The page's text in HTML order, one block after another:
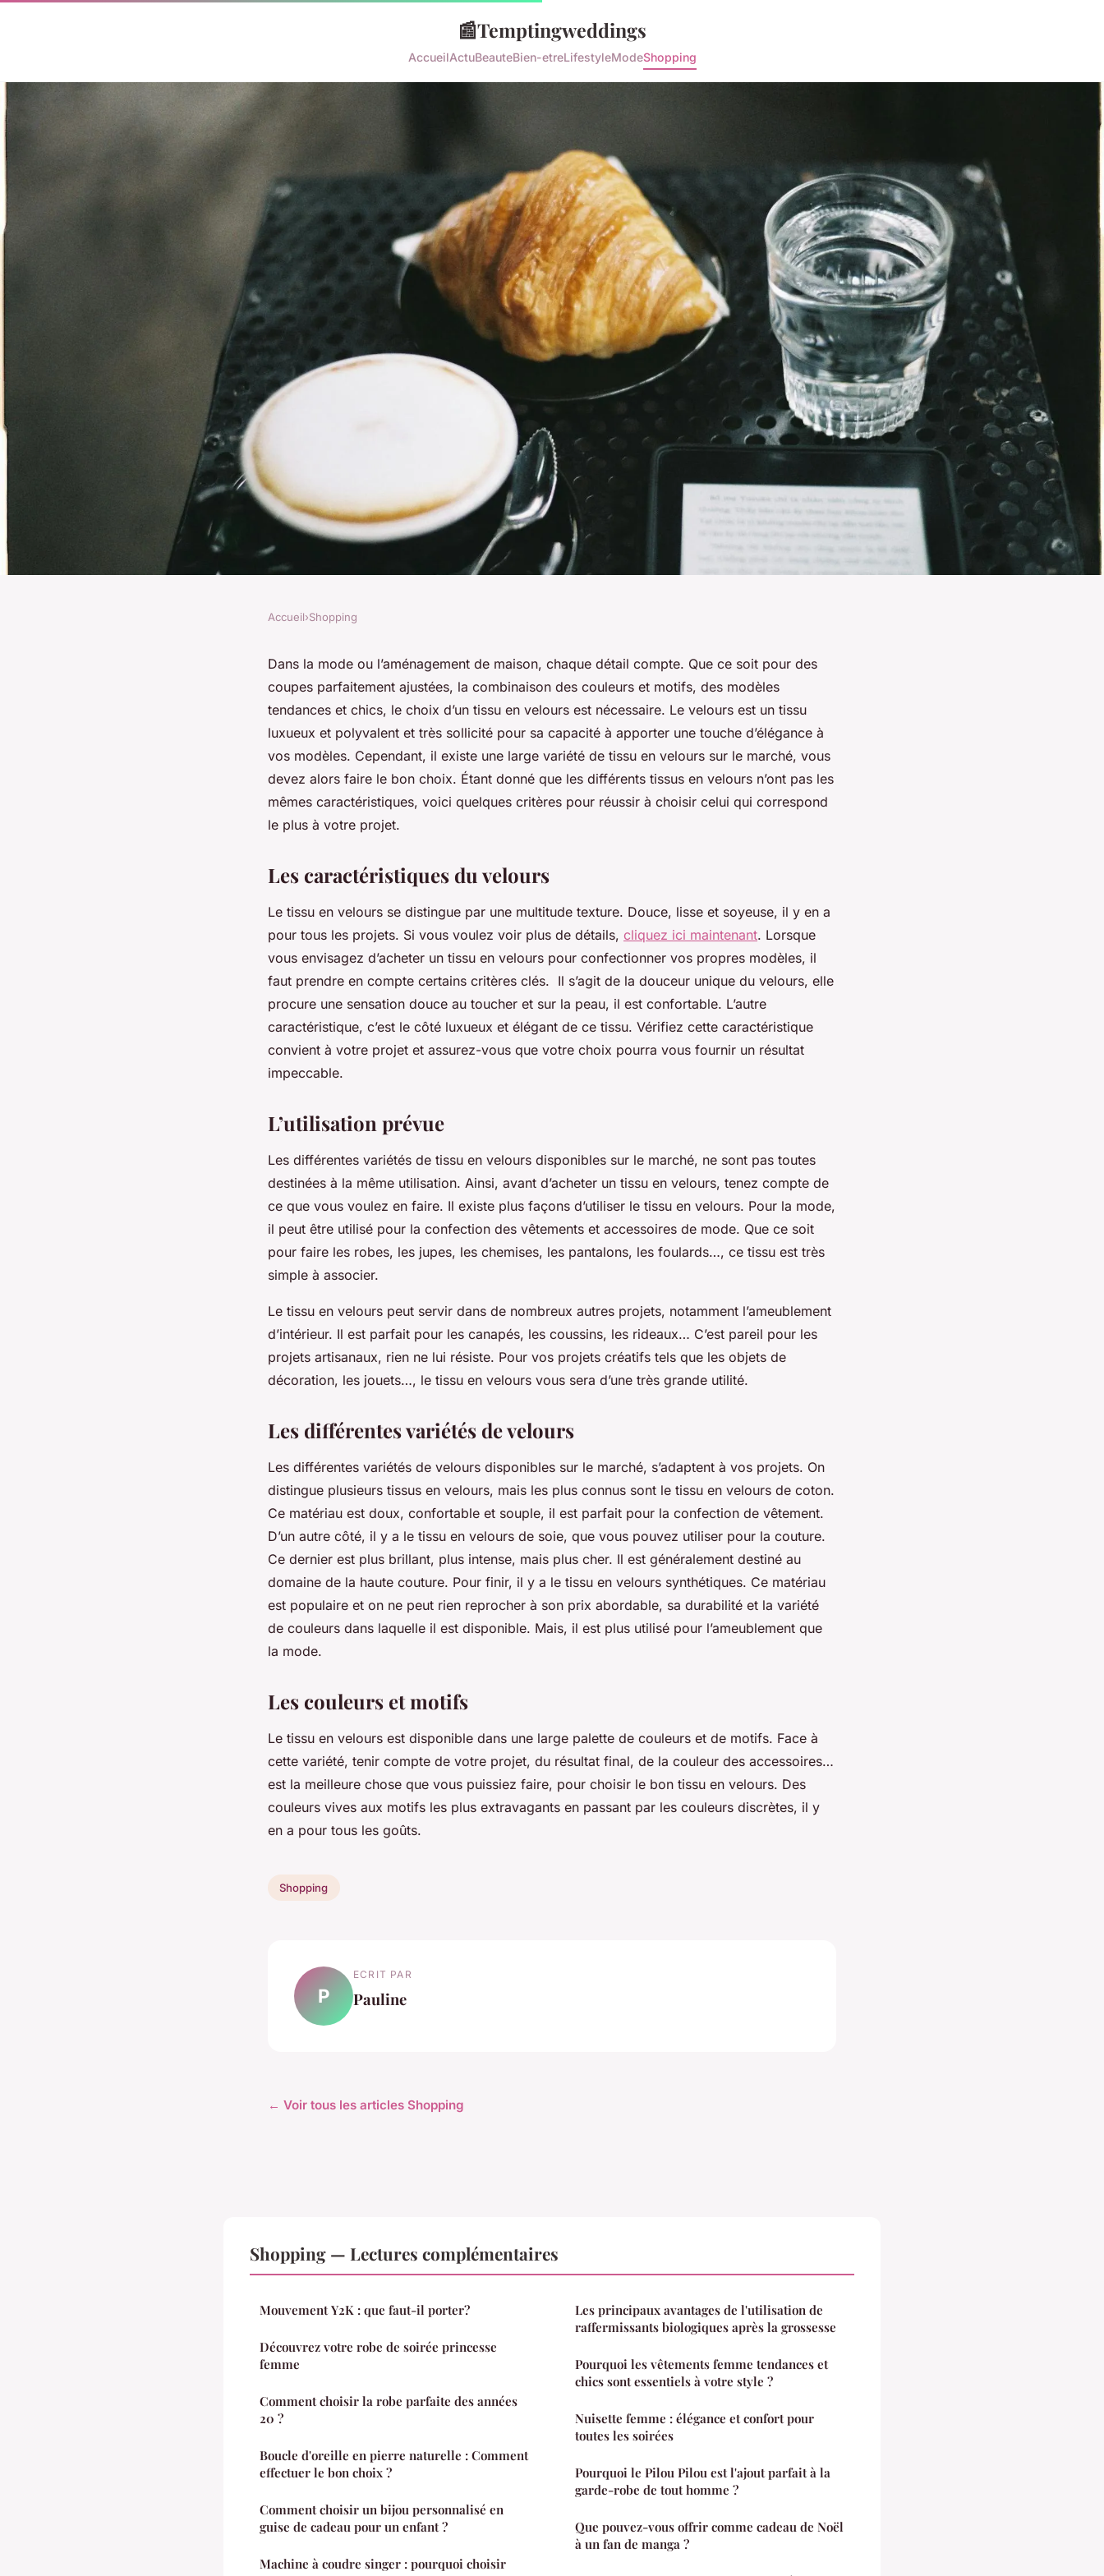
📰Temptingweddings
AccueilActuBeauteBien-etreLifestyleModeShopping
Comment choisir un tissu en velours ?
Accueil›Shopping
Dans la mode ou l’aménagement de maison, chaque détail compte. Que ce soit pour des
coupes parfaitement ajustées, la combinaison des couleurs et motifs, des modèles
tendances et chics, le choix d’un tissu en velours est nécessaire. Le velours est un tissu
luxueux et polyvalent et très sollicité pour sa capacité à apporter une touche d’élégance à
vos modèles. Cependant, il existe une large variété de tissu en velours sur le marché, vous
devez alors faire le bon choix. Étant donné que les différents tissus en velours n’ont pas les
mêmes caractéristiques, voici quelques critères pour réussir à choisir celui qui correspond
le plus à votre projet.
Les caractéristiques du velours
Le tissu en velours se distingue par une multitude texture. Douce, lisse et soyeuse, il y en a
pour tous les projets. Si vous voulez voir plus de détails, cliquez ici maintenant. Lorsque
vous envisagez d’acheter un tissu en velours pour confectionner vos propres modèles, il
faut prendre en compte certains critères clés. Il s’agit de la douceur unique du velours, elle
procure une sensation douce au toucher et sur la peau, il est confortable. L’autre
caractéristique, c’est le côté luxueux et élégant de ce tissu. Vérifiez cette caractéristique
convient à votre projet et assurez-vous que votre choix pourra vous fournir un résultat
impeccable.
L’utilisation prévue
Les différentes variétés de tissu en velours disponibles sur le marché, ne sont pas toutes
destinées à la même utilisation. Ainsi, avant d’acheter un tissu en velours, tenez compte de
ce que vous voulez en faire. Il existe plus façons d’utiliser le tissu en velours. Pour la mode,
il peut être utilisé pour la confection des vêtements et accessoires de mode. Que ce soit
pour faire les robes, les jupes, les chemises, les pantalons, les foulards…, ce tissu est très
simple à associer.
Le tissu en velours peut servir dans de nombreux autres projets, notamment l’ameublement
d’intérieur. Il est parfait pour les canapés, les coussins, les rideaux… C’est pareil pour les
projets artisanaux, rien ne lui résiste. Pour vos projets créatifs tels que les objets de
décoration, les jouets…, le tissu en velours vous sera d’une très grande utilité.
Les différentes variétés de velours
Les différentes variétés de velours disponibles sur le marché, s’adaptent à vos projets. On
distingue plusieurs tissus en velours, mais les plus connus sont le tissu en velours de coton.
Ce matériau est doux, confortable et souple, il est parfait pour la confection de vêtement.
D’un autre côté, il y a le tissu en velours de soie, que vous pouvez utiliser pour la couture.
Ce dernier est plus brillant, plus intense, mais plus cher. Il est généralement destiné au
domaine de la haute couture. Pour finir, il y a le tissu en velours synthétiques. Ce matériau
est populaire et on ne peut rien reprocher à son prix abordable, sa durabilité et la variété
de couleurs dans laquelle il est disponible. Mais, il est plus utilisé pour l’ameublement que
la mode.
Les couleurs et motifs
Le tissu en velours est disponible dans une large palette de couleurs et de motifs. Face à
cette variété, tenir compte de votre projet, du résultat final, de la couleur des accessoires…
est la meilleure chose que vous puissiez faire, pour choisir le bon tissu en velours. Des
couleurs vives aux motifs les plus extravagants en passant par les couleurs discrètes, il y
en a pour tous les goûts.
Shopping
P
ECRIT PAR
Pauline
← Voir tous les articles Shopping
Shopping — Lectures complémentaires
Mouvement Y2K : que faut-il porter?
Découvrez votre robe de soirée princesse
femme
Comment choisir la robe parfaite des années
20 ?
Boucle d'oreille en pierre naturelle : Comment
effectuer le bon choix ?
Comment choisir un bijou personnalisé en
guise de cadeau pour un enfant ?
Machine à coudre singer : pourquoi choisir
Les principaux avantages de l'utilisation de
raffermissants biologiques après la grossesse
Pourquoi les vêtements femme tendances et
chics sont essentiels à votre style ?
Nuisette femme : élégance et confort pour
toutes les soirées
Pourquoi le Pilou Pilou est l'ajout parfait à la
garde-robe de tout homme ?
Que pouvez-vous offrir comme cadeau de Noël
à un fan de manga ?